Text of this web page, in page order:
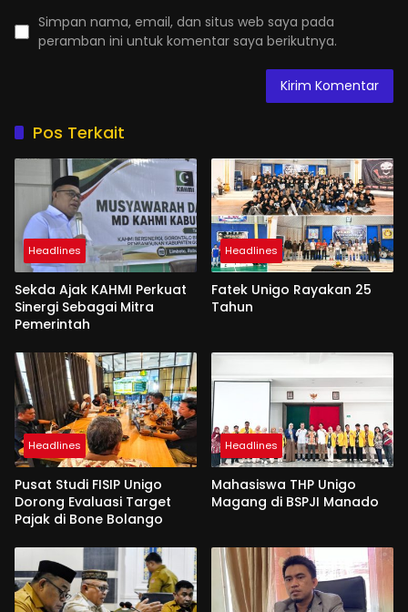
Simpan nama, email, dan situs web saya pada
peramban ini untuk komentar saya berikutnya.
Pos Terkait
Headlines
Sekda Ajak KAHMI Perkuat
Sinergi Sebagai Mitra
Pemerintah
Headlines
Fatek Unigo Rayakan 25
Tahun
Headlines
Pusat Studi FISIP Unigo
Dorong Evaluasi Target
Pajak di Bone Bolango
Headlines
Mahasiswa THP Unigo
Magang di BSPJI Manado